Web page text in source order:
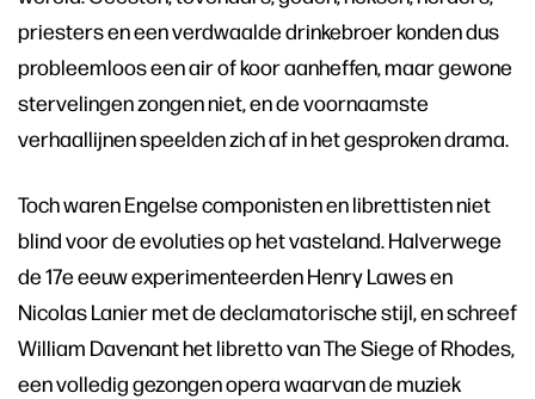
priesters en een verdwaalde drinkebroer konden dus
probleemloos een air of koor aanheffen, maar gewone
stervelingen zongen niet, en de voornaamste
verhaallijnen speelden zich af in het gesproken drama.
Toch waren Engelse componisten en librettisten niet
blind voor de evoluties op het vasteland. Halverwege
de 17e eeuw experimenteerden Henry Lawes en
Nicolas Lanier met de declamatorische stijl, en schreef
William Davenant het libretto van The Siege of Rhodes,
een volledig gezongen opera waarvan de muziek